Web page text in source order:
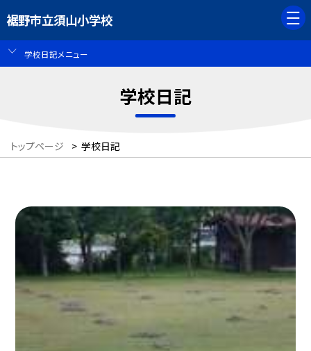
裾野市立須山小学校
学校日記メニュー
学校日記
トップページ > 学校日記